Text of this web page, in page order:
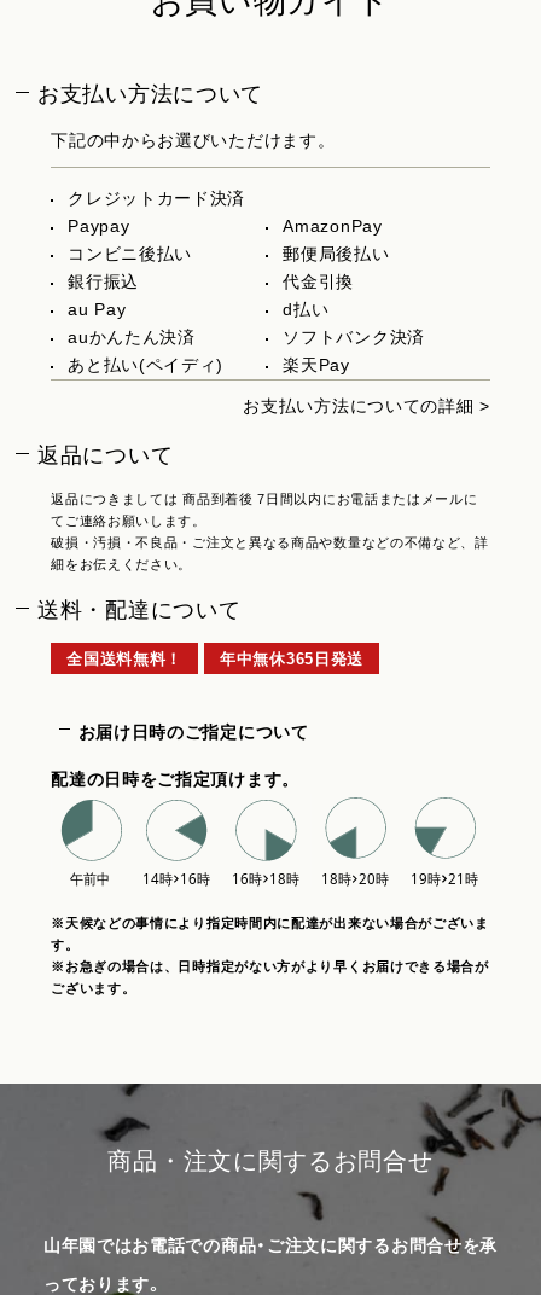
お支払い方法について
下記の中からお選びいただけます。
クレジットカード決済
Paypay
AmazonPay
コンビニ後払い
郵便局後払い
銀行振込
代金引換
au Pay
d払い
auかんたん決済
ソフトバンク決済
あと払い(ペイディ)
楽天Pay
お支払い方法についての詳細 >
返品について
返品につきましては 商品到着後 7日間以内にお電話またはメールに
てご連絡お願いします。
破損・汚損・不良品・ご注文と異なる商品や数量などの不備など、詳
細をお伝えください。
送料・配達について
全国送料無料！ 年中無休365日発送
お届け日時のご指定について
配達の日時をご指定頂けます。
※天候などの事情により指定時間内に配達が出来ない場合がございま
す。
※お急ぎの場合は、日時指定がない方がより早くお届けできる場合が
ございます。
商品・注文に関するお問合せ
山年園ではお電話での商品・ご注文に関するお問合せを承
っております。